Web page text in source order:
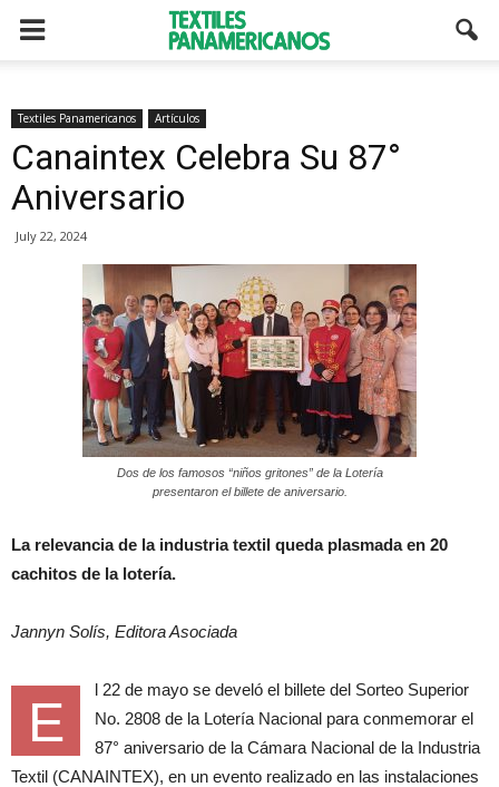
Textiles Panamericanos Artículos
Canaintex Celebra Su 87°
Aniversario
July 22, 2024
Dos de los famosos “niños gritones” de la Lotería
presentaron el billete de aniversario.
La relevancia de la industria textil queda plasmada en 20
cachitos de la lotería.
Jannyn Solís, Editora Asociada
E
l 22 de mayo se develó el billete del Sorteo Superior
No. 2808 de la Lotería Nacional para conmemorar el
87° aniversario de la Cámara Nacional de la Industria
Textil (CANAINTEX), en un evento realizado en las instalaciones